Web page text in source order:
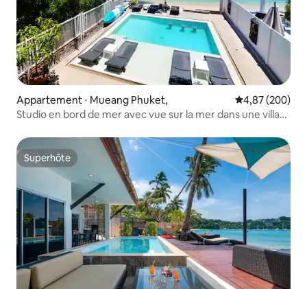
Appartement ⋅ Mueang Phuket, Évaluation
4,87 (200)
Studio en bord de mer avec vue sur la mer dans une villa
Superhôte
Superhôte